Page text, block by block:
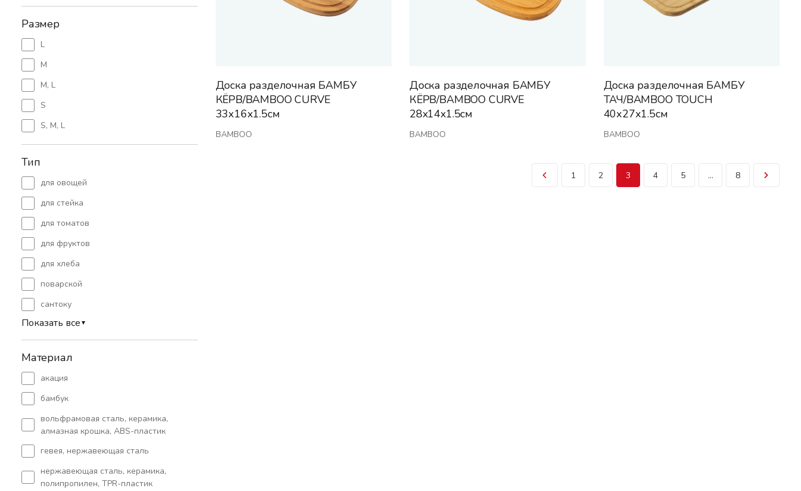
Размер
L
M
M, L
S
S, M, L
Тип
для овощей
для стейка
для томатов
для фруктов
для хлеба
поварской
сантоку
Показать все ▼
Материал
акация
бамбук
вольфрамовая сталь, керамика,
алмазная крошка, ABS-пластик
гевея, нержавеющая сталь
нержавеющая сталь, керамика,
полипропилен, TPR-пластик
Доска разделочная БАМБУ
КЁРВ/BAMBOO CURVE
33х16х1.5см
BAMBOO
Доска разделочная БАМБУ
КЁРВ/BAMBOO CURVE
28x14x1.5см
BAMBOO
Доска разделочная БАМБУ
ТАЧ/BAMBOO TOUCH
40х27х1.5см
BAMBOO
1 2 3 4 5 ... 8